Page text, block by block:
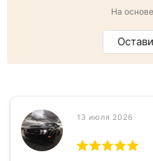
На
13 июля 2026